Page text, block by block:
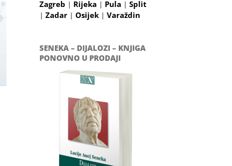
Zagreb | Rijeka | Pula | Split
| Zadar | Osijek | Varaždin
SENEKA – DIJALOZI – KNJIGA
PONOVNO U PRODAJI